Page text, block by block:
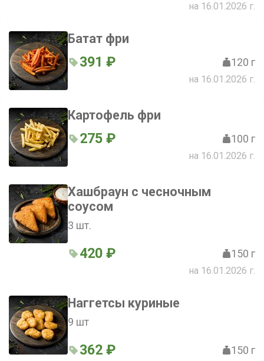
на 16.01.2026 г.
Батат фри
391 ₽ 120 г
на 16.01.2026 г.
Картофель фри
275 ₽ 100 г
на 16.01.2026 г.
Хашбраун с чесночным
соусом
3 шт.
420 ₽ 150 г
на 16.01.2026 г.
Наггетсы куриные
9 шт
362 ₽ 150 г